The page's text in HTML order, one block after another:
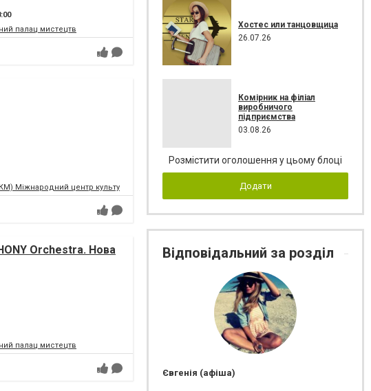
палац мистецтв
Міжнародний центр культури і мистецтв Федерації профспілок України
Orchestra. Нова
палац мистецтв
Хостес или танцовщица
26.07.26
Комірник на філіал
виробничого
підприємства
03.08.26
Розмістити оголошення у цьому блоці
Додати
Відповідальний за розділ
Євгенія (афіша)